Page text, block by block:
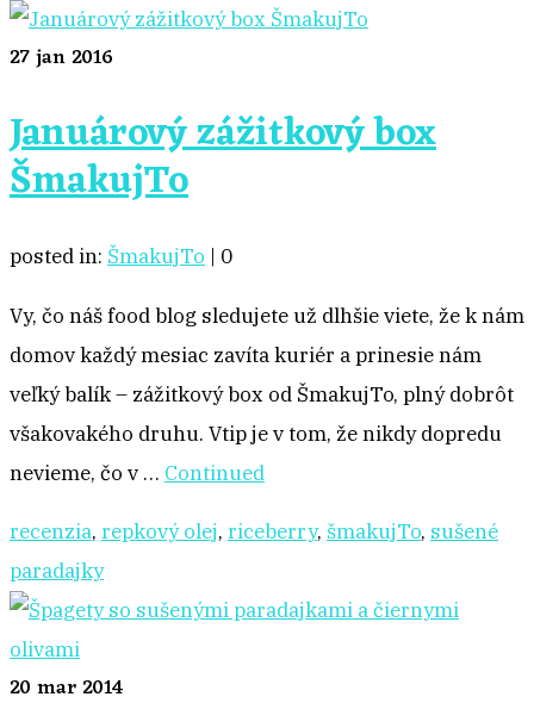
27jan 2016
Januárový zážitkový box
ŠmakujTo
posted in: ŠmakujTo | 0
Vy, čo náš food blog sledujete už dlhšie viete, že k nám
domov každý mesiac zavíta kuriér a prinesie nám
veľký balík – zážitkový box od ŠmakujTo, plný dobrôt
všakovakého druhu. Vtip je v tom, že nikdy dopredu
nevieme, čo v … Continued
recenzia, repkový olej, riceberry, šmakujTo, sušené
paradajky
20 mar 2014